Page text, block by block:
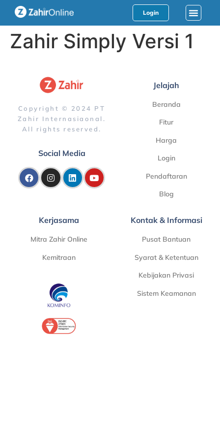
Login
Zahir Simply Versi 1
Copyright © 2024 PT
Zahir Internasiaonal.
All rights reserved.
Social Media
Jelajah
Beranda
Fitur
Harga
Login
Pendaftaran
Blog
Kerjasama
Mitra Zahir Online
Kemitraan
Kontak & Informasi
Pusat Bantuan
Syarat & Ketentuan
Kebijakan Privasi
Sistem Keamanan